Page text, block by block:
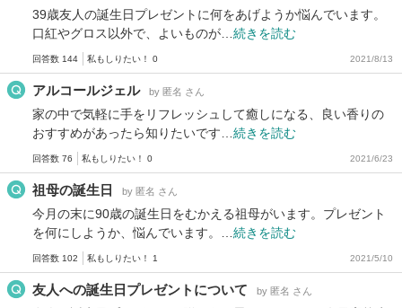
39歳友人の誕生日プレゼントに何をあげようか悩んでいます。
口紅やグロス以外で、よいものが… 続きを読む
回答数 144 私もしりたい！ 0 2021/8/13
アルコールジェル by 匿名 さん
家の中で気軽に手をリフレッシュして癒しになる、良い香りの
おすすめがあったら知りたいです… 続きを読む
回答数 76 私もしりたい！ 0 2021/6/23
祖母の誕生日 by 匿名 さん
今月の末に90歳の誕生日をむかえる祖母がいます。プレゼント
を何にしようか、悩んでいます。… 続きを読む
回答数 102 私もしりたい！ 1 2021/5/10
友人への誕生日プレゼントについて by 匿名 さん